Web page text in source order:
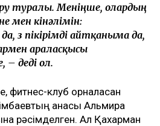
туралы. Меніңше, олардың
мен кінәлімін:
өз пікірімді айтқаныма да,
араласқысы
– деді ол.
фитнес-клуб орналасқан
анасы Альмира
рәсімделген. Ал Қахарман